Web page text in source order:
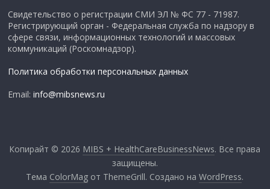
Свидетельство о регистрации СМИ ЭЛ № ФС 77 - 71987.
Регистрирующий орган - Федеральная служба по надзору в
сфере связи, информационных технологий и массовых
коммуникаций (Роскомнадзор).
Политика обработки персональных данных
Email:info@mibsnews.ru
Копирайт © 2026 MIBS + HealthCareBusinessNews. Все права
защищены.
Тема ColorMag от ThemeGrill. Создано наWordPress.